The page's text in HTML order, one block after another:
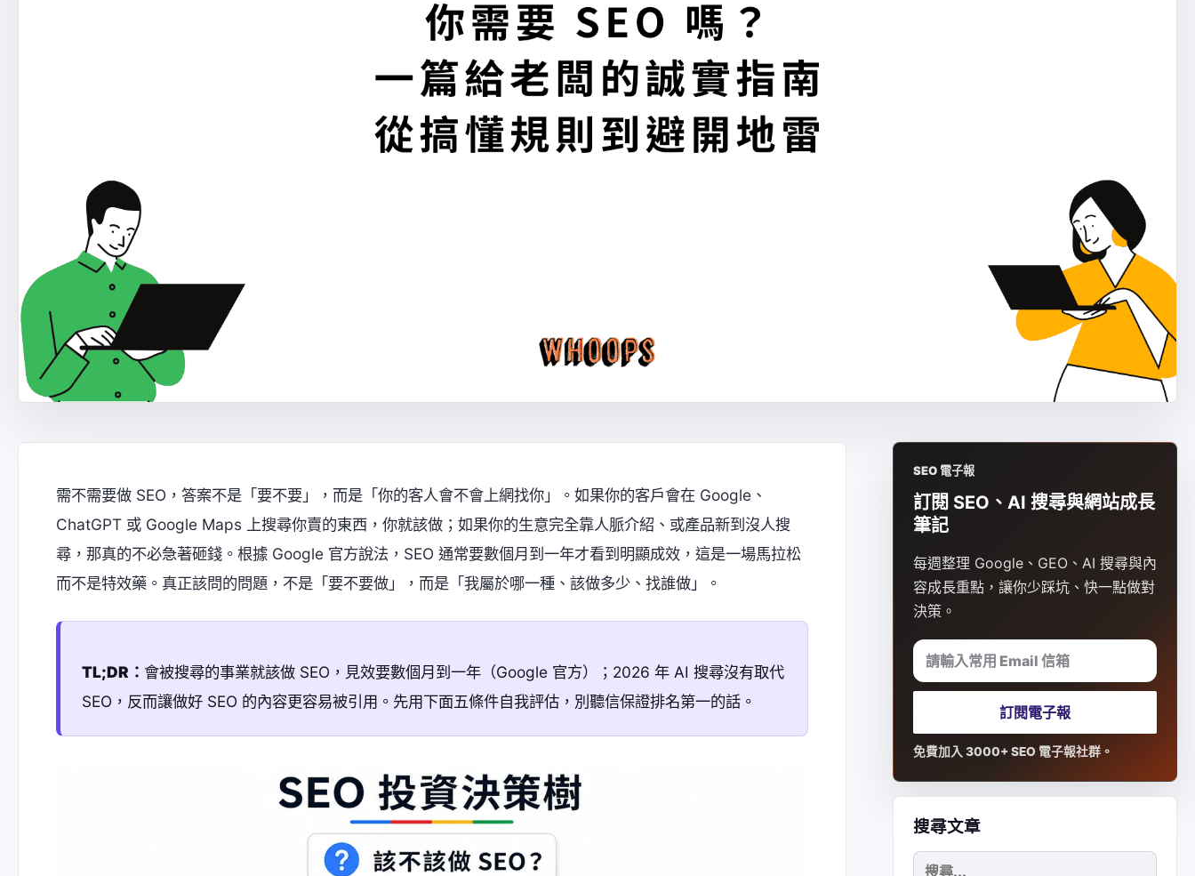
需不需要做 SEO，答案不是「要不要」，而是「你的客人會不會上網找你」。如果你的客戶會在 Google、
ChatGPT 或 Google Maps 上搜尋你賣的東西，你就該做；如果你的生意完全靠人脈介紹、或產品新到沒人搜
尋，那真的不必急著砸錢。根據 Google 官方說法，SEO 通常要數個月到一年才看到明顯成效，這是一場馬拉松
而不是特效藥。真正該問的問題，不是「要不要做」，而是「我屬於哪一種、該做多少、找誰做」。
TL;DR： 會被搜尋的事業就該做 SEO，見效要數個月到一年（Google 官方）；2026 年 AI 搜尋沒有取代
SEO，反而讓做好 SEO 的內容更容易被引用。先用下面五條件自我評估，別聽信保證排名第一的話。
SEO 電子報
訂閱 SEO、AI 搜尋與網站成長
筆記
每週整理 Google、GEO、AI 搜尋與內
容成長重點，讓你少踩坑、快一點做對
決策。
請輸入常用 Email 信箱
訂閱電子報
免費加入 3000+ SEO 電子報社群。
搜尋文章